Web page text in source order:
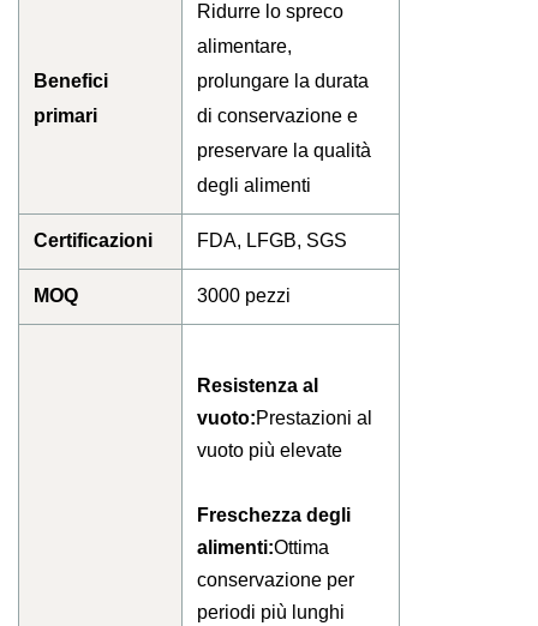
Benefici
primari
Ridurre lo spreco
alimentare,
prolungare la durata
di conservazione e
preservare la qualità
degli alimenti
Certificazioni FDA, LFGB, SGS
MOQ 3000 pezzi
Resistenza al
vuoto:Prestazioni al
vuoto più elevate
Freschezza degli
alimenti:Ottima
conservazione per
periodi più lunghi